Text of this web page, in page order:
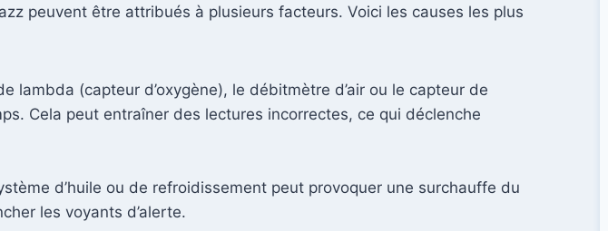
peuvent être attribués à plusieurs facteurs. Voici les causes les plus
lambda (capteur d’oxygène), le débitmètre d’air ou le capteur de
Cela peut entraîner des lectures incorrectes, ce qui déclenche
d’huile ou de refroidissement peut provoquer une surchauffe du
les voyants d’alerte.